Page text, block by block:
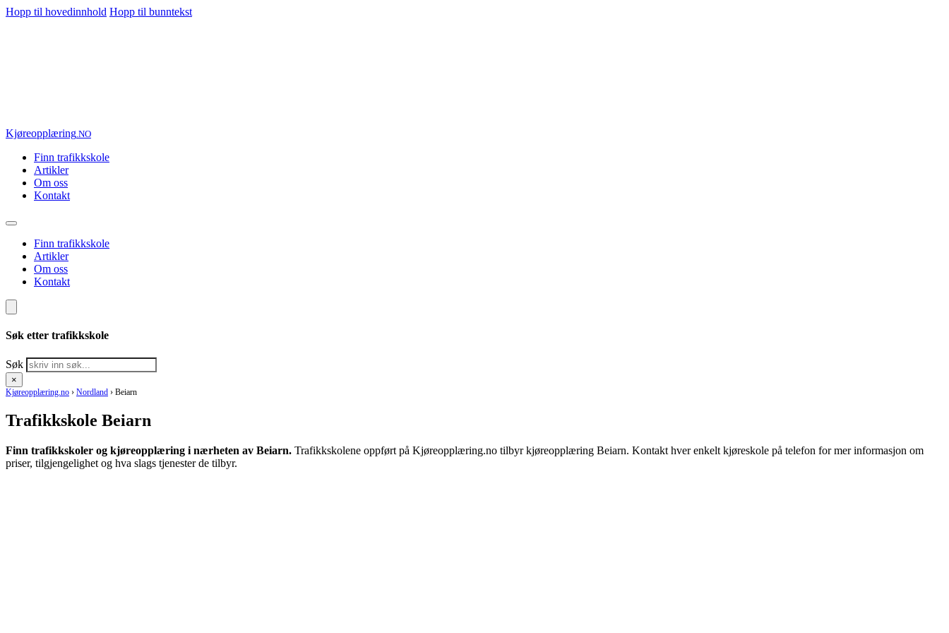
Hopp til hovedinnhold Hopp til bunntekst
Kjøreopplæring.NO
Finn trafikkskole
Artikler
Om oss
Kontakt
Finn trafikkskole
Artikler
Om oss
Kontakt
Søk etter trafikkskole
Søk
×
Kjøreopplæring.no › Nordland › Beiarn
Trafikkskole Beiarn
Finn trafikkskoler og kjøreopplæring i nærheten av Beiarn. Trafikkskolene oppført på Kjøreopplæring.no tilbyr kjøreopplæring Beiarn. Kontakt hver enkelt kjøreskole på telefon for mer informasjon om
priser, tilgjengelighet og hva slags tjenester de tilbyr.